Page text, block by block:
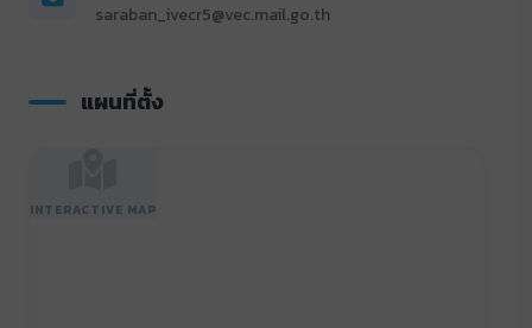
saraban_ivecr5@vec.mail.go.th
แผนที่ตั้ง
INTERACTIVE MAP